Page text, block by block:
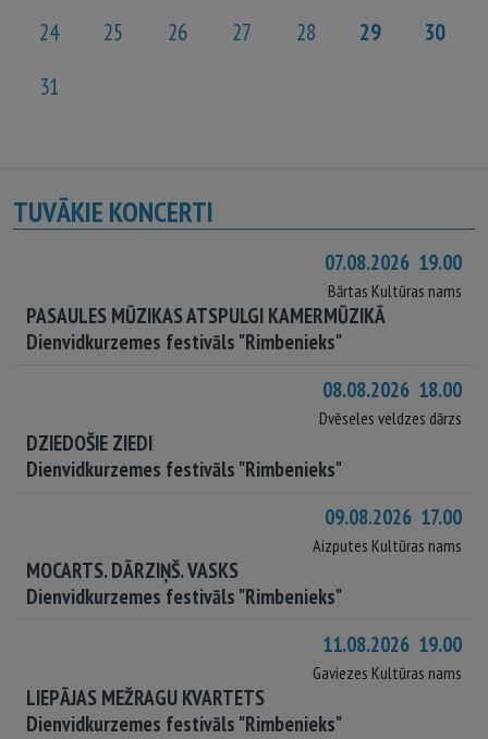
24
25 26 27 28 29
30
31
TUVĀKIE KONCERTI
07.08.2026 19.00
Bārtas Kultūras nams
PASAULES MŪZIKAS ATSPULGI KAMERMŪZIKĀ
Dienvidkurzemes festivāls "Rimbenieks"
08.08.2026 18.00
Dvēseles veldzes dārzs
DZIEDOŠIE ZIEDI
Dienvidkurzemes festivāls "Rimbenieks"
09.08.2026 17.00
Aizputes Kultūras nams
MOCARTS. DĀRZIŅŠ. VASKS
Dienvidkurzemes festivāls "Rimbenieks"
11.08.2026 19.00
Gaviezes Kultūras nams
LIEPĀJAS MEŽRAGU KVARTETS
Dienvidkurzemes festivāls "Rimbenieks"